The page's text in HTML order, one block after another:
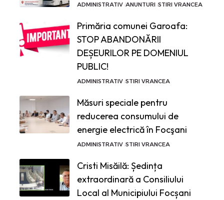
ADMINISTRATIV ANUNTURI STIRI VRANCEA
Primăria comunei Garoafa:
STOP ABANDONĂRII
DEȘEURILOR PE DOMENIUL
PUBLIC!
ADMINISTRATIV STIRI VRANCEA
Măsuri speciale pentru
reducerea consumului de
energie electrică în Focşani
ADMINISTRATIV STIRI VRANCEA
Cristi Misăilă: Ședința
extraordinară a Consiliului
Local al Municipiului Focșani